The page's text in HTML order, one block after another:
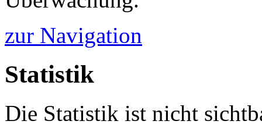
zur Navigation
Statistik
Die Statistik ist nicht